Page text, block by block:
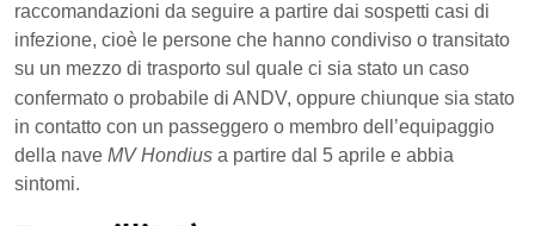
raccomandazioni da seguire a partire dai sospetti casi di
infezione, cioè le persone che hanno condiviso o transitato
su un mezzo di trasporto sul quale ci sia stato un caso
confermato o probabile di ANDV, oppure chiunque sia stato
in contatto con un passeggero o membro dell’equipaggio
della nave MV Hondius a partire dal 5 aprile e abbia
sintomi.